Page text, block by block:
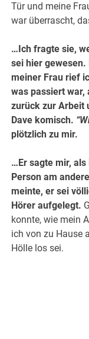
Tür und meine
war überrascht,
…Ich fragte sie,
sei hier
meiner Frau rief
was passiert war,
zurück zur Arbeit
Dave komisch.
plötzlich zu mir.
…Er sagte mir,
Person am
meinte, er sei
Hörer aufgelegt.
konnte, wie mein
ich von zu Hause
Hölle los sei.